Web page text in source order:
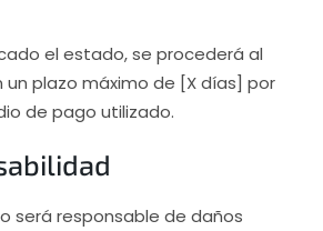
el estado, se procederá al
un plazo máximo de [X días] por
de pago utilizado.
será responsable de daños